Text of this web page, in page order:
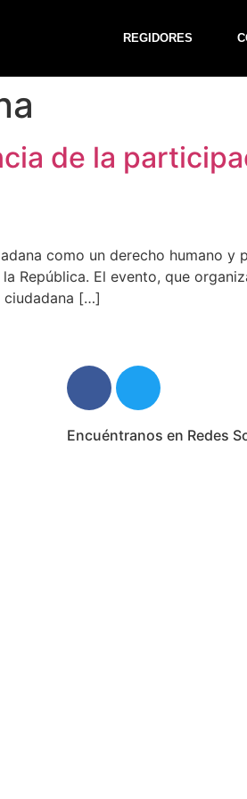
REGIDORES
de la
como un derecho humano y
República. El evento, que
ciudadana […]
Encuéntranos en Redes